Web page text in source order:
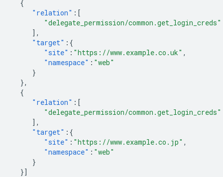
{
"relation" :[
"delegate_permission/common.get_login_creds"
],
"target" :{
"site" : "https://www.example.co.uk" ,
"namespace" : "web"
}
},
{
"relation" :[
"delegate_permission/common.get_login_creds"
],
"target" :{
"site" : "https://www.example.co.jp" ,
"namespace" : "web"
}
}]